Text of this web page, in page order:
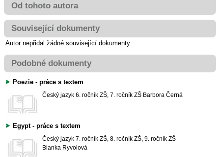
Od tohoto autora
Související dokumenty
Autor nepřidal žádné související dokumenty.
Podobné dokumenty
Poezie - práce s textem
Český jazyk 6. ročník ZŠ, 7. ročník ZŠ Barbora Černá
Egypt - práce s textem
Český jazyk 7. ročník ZŠ, 8. ročník ZŠ, 9. ročník ZŠ
Blanka Ryvolová